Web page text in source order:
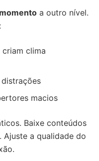
momento a outro nível.
criam clima
macios
Baixe conteúdos
Ajuste a qualidade do